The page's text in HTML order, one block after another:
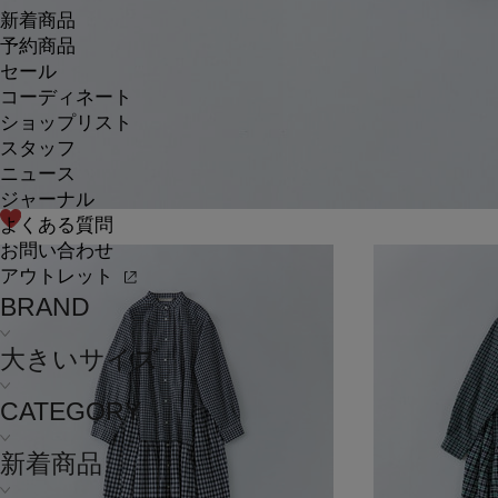
新着商品
予約商品
セール
コーディネート
ショップリスト
スタッフ
ニュース
ジャーナル
よくある質問
お問い合わせ
アウトレット
BRAND
大きいサイズ
CATEGORY
新着商品